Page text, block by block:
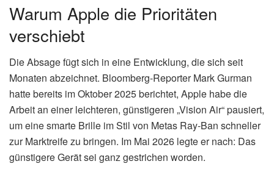
Warum Apple die Prioritäten
verschiebt
Die Absage fügt sich in eine Entwicklung, die sich seit
Monaten abzeichnet. Bloomberg-Reporter Mark Gurman
hatte bereits im Oktober 2025 berichtet, Apple habe die
Arbeit an einer leichteren, günstigeren „Vision Air“ pausiert,
um eine smarte Brille im Stil von Metas Ray-Ban schneller
zur Marktreife zu bringen. Im Mai 2026 legte er nach: Das
günstigere Gerät sei ganz gestrichen worden.